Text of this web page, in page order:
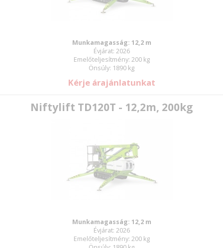
Munkamagasság: 12,2 m
Évjárat: 2026
Emelőteljesítmény: 200 kg
Önsúly: 1890 kg
Kérje árajánlatunkat
Niftylift TD120T - 12,2m, 200kg
Munkamagasság: 12,2 m
Évjárat: 2026
Emelőteljesítmény: 200 kg
Új jelszó